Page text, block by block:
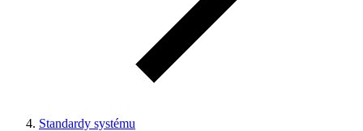
Standardy systému